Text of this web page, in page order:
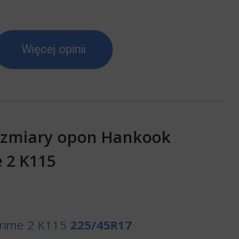
Więcej opinii
opon Hankook
K115
2 K115 225/45R17